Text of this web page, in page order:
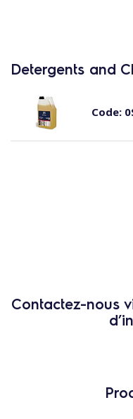
Detergents and
Code:
Contactez-nous